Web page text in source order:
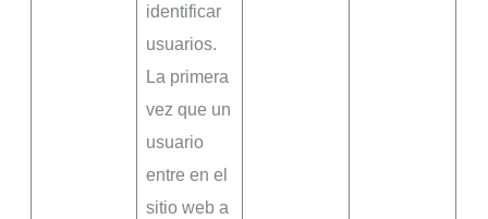
identificar
usuarios.
La primera
vez que un
usuario
entre en el
sitio web a